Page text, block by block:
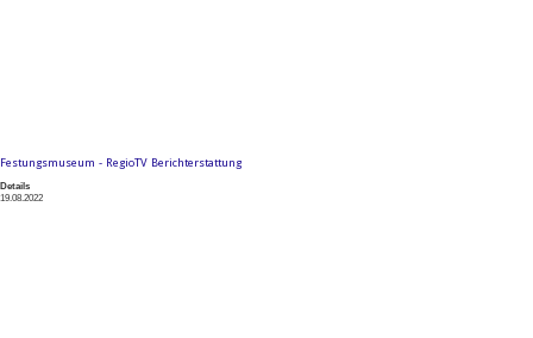
Festungsmuseum - RegioTV Berichterstattung
Details
19.08.2022